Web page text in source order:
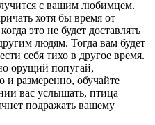
с вашим любимцем.
хотя бы время от
это не будет доставлять
людям. Тогда вам будет
себя тихо в другое время.
орущий попугай,
и размеренно, обучайте
вас услышать, птица
подражать вашему